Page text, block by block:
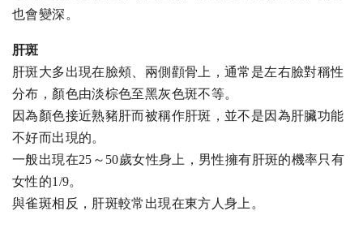
也會變深。
肝斑
肝斑大多出現在臉頰、兩側顴骨上，通常是左右臉對稱性
分布，顏色由淡棕色至黑灰色斑不等。
因為顏色接近熟豬肝而被稱作肝斑，並不是因為肝臟功能
不好而出現的。
一般出現在25～50歲女性身上，男性擁有肝斑的機率只有
女性的1/9。
與雀斑相反，肝斑較常出現在東方人身上。